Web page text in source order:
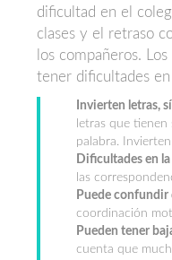
dificultad en el
clases y el retraso
los compañeros.
tener dificultades
Invierten letras,
letras que
palabra.
Dificultades en
las
Puede
coordinación
Pueden tener
cuenta que